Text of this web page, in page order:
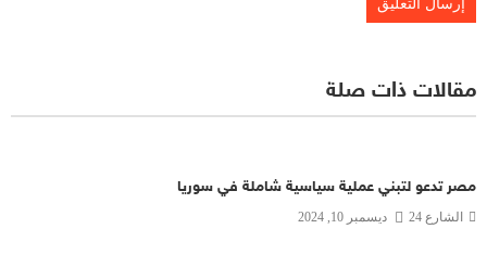
مقالات ذات صلة
مصر تدعو لتبني عملية سياسية شاملة في سوريا
الشارع 24 ديسمبر 10, 2024